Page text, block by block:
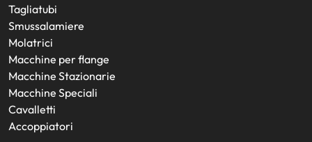
Tagliatubi
Smussalamiere
Molatrici
Macchine per flange
Macchine Stazionarie
Macchine Speciali
Cavalletti
Accoppiatori